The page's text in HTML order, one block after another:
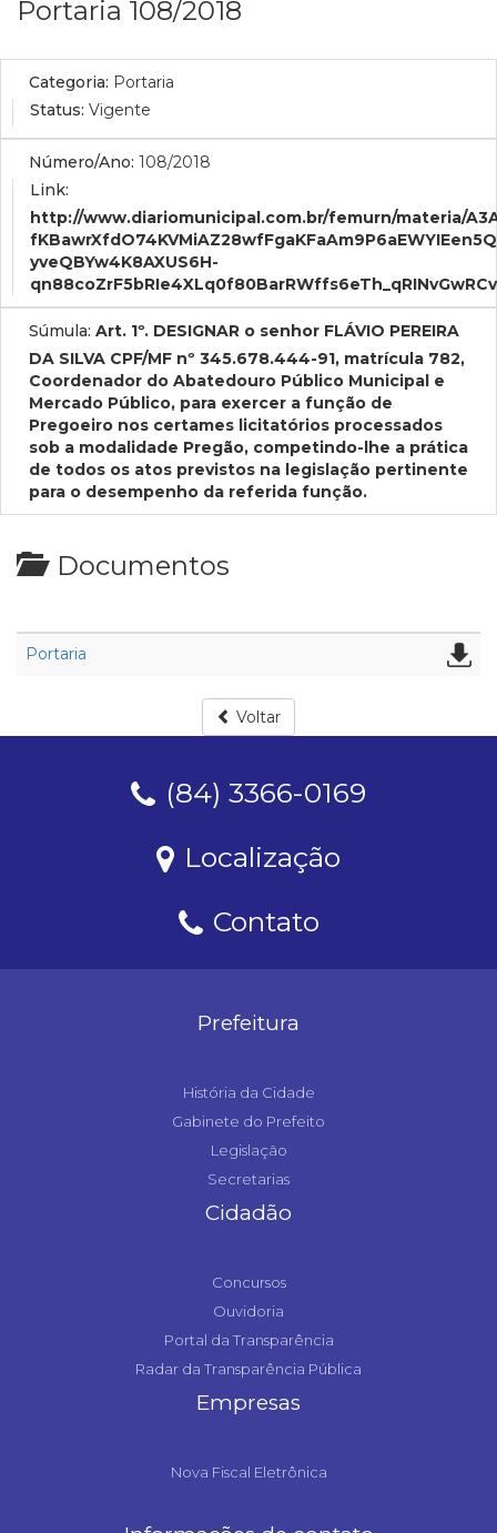
Portaria 108/2018
Categoria: Portaria
Status: Vigente
Número/Ano: 108/2018
Link:
http://www.diariomunicipal.com.br/femurn/materia/
yveQBYw4K8AXUS6H-
Súmula: Art. 1º. DESIGNAR o senhor FLÁVIO PEREIRA
DA SILVA CPF/MF nº 345.678.444-91, matrícula 782,
Coordenador do Abatedouro Público Municipal e
Mercado Público, para exercer a função de
Pregoeiro nos certames licitatórios processados
sob a modalidade Pregão, competindo-lhe a prática
de todos os atos previstos na legislação pertinente
para o desempenho da referida função.
Documentos
Portaria
Voltar
(84) 3366-0169
Localização
Contato
Prefeitura
História da Cidade
Gabinete do Prefeito
Legislação
Secretarias
Cidadão
Concursos
Ouvidoria
Portal da Transparência
Radar da Transparência Pública
Empresas
Nova Fiscal Eletrônica